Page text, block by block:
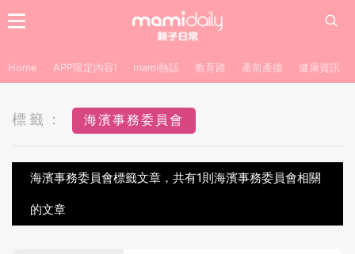
Home APP限定內容! mami熱話 教育路 產前產後 健康資訊
標籤： 海濱事務委員會
海濱事務委員會標籤文章，共有1則海濱事務委員會相關
的文章